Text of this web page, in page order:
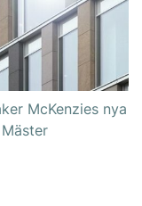
McKenzies nya